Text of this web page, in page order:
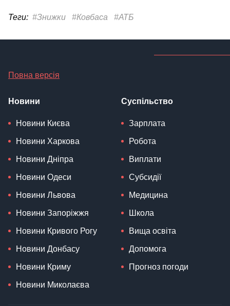
Теги: #Знижки #Ковбаса #АТБ
Повна версія
Новини
Новини Києва
Новини Харкова
Новини Дніпра
Новини Одеси
Новини Львова
Новини Запоріжжя
Новини Кривого Рогу
Новини Донбасу
Новини Криму
Новини Миколаєва
Суспільство
Зарплата
Робота
Виплати
Субсидії
Медицина
Школа
Вища освіта
Допомога
Прогноз погоди